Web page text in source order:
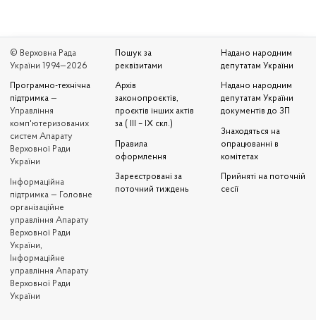
© Верховна Рада
України 1994—2026
Програмно-технічна
підтримка —
Управління
комп'ютеризованих
систем Апарату
Верховної Ради
України
Iнформаційна
підтримка — Головне
організаційне
управління Апарату
Верховної Ради
України,
Інформаційне
управління Апарату
Верховної Ради
України
Пошук за
реквізитами
Архів
законопроєктів,
проєктів інших актів
за ( III – IX скл.)
Правила
оформлення
Зареєстровані за
поточний тиждень
Надано народним
депутатам України
Надано народним
депутатам України
документів до ЗП
Знаходяться на
опрацюванні в
комітетах
Прийняті на поточній
сесії